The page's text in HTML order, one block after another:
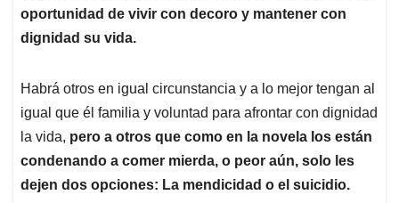
oportunidad de vivir con decoro y mantener con
dignidad su vida.
Habrá otros en igual circunstancia y a lo mejor tengan al
igual que él familia y voluntad para afrontar con dignidad
la vida, pero a otros que como en la novela los están
condenando a comer mierda, o peor aún, solo les
dejen dos opciones: La mendicidad o el suicidio.